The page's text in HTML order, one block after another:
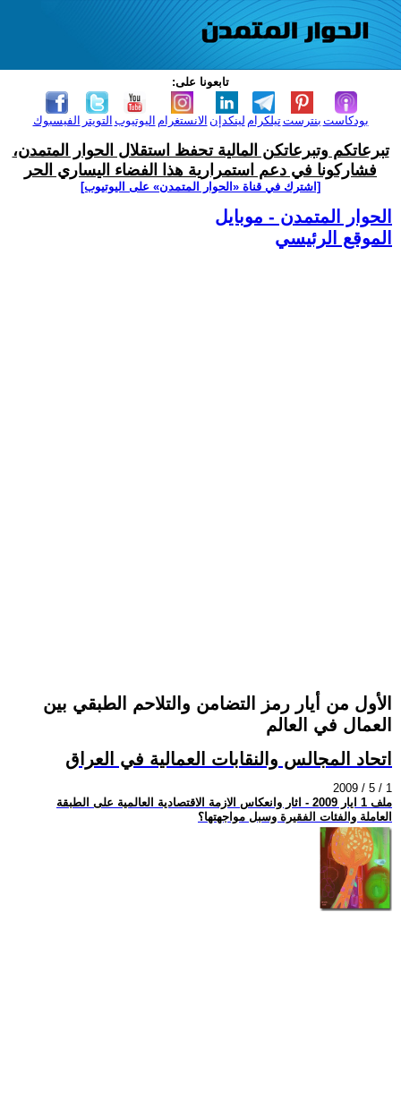
تابعونا على:
الفيسبوك التويتر اليوتيوب الانستغرام لينكدإن تيلكرامبنترست بودكاست
تبرعاتكم وتبرعاتكن المالية تحفظ استقلال الحوار المتمدن،
فشاركونا في دعم استمرارية هذا الفضاء اليساري الحر
[اشترك في قناة ‫«الحوار المتمدن» على اليوتيوب]
الحوار المتمدن - موبايل
الموقع الرئيسي
الأول من أيار رمز التضامن والتلاحم الطبقي بين
العمال في العالم
اتحاد المجالس والنقابات العمالية في العراق
2009 / 5 / 1
ملف 1 ايار 2009 - اثار وانعكاس الازمة الاقتصادية العالمية على الطبقة
العاملة والفئات الفقيرة وسبل مواجهتها؟